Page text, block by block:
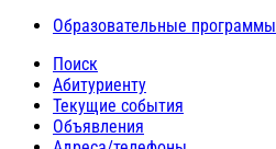
Образовательные программы
Поиск
Абитуриенту
Текущие события
Объявления